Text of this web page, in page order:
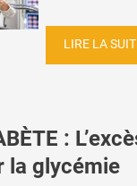
LIRE LA
:
la glycémie